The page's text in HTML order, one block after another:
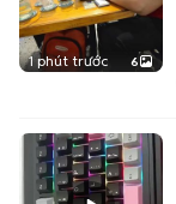
1 phút trước 6